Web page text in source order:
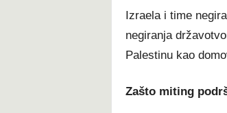
t
Izraela i time
negiranja
Palestinu kao
Zašto miting